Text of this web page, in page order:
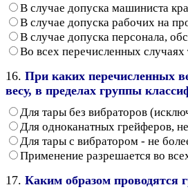
В случае допуска машиниста
В случае допуска рабочих на
В случае допуска персонала,
Во всех перечисленных
16. При каких перечисленных
весу, в пределах группы
Для тары без вибраторов
Для одноканатных грейферов,
Для тары с вибратором - не
Применение разрешается во
17. Каким образом проводятся